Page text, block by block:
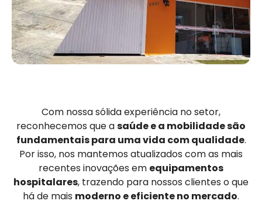
Com nossa sólida experiência no setor,
reconhecemos que asaúde e a mobilidade são
fundamentais para uma vida com qualidade.
Por isso, nos mantemos atualizados com as mais
recentes inovações em equipamentos
hospitalares, trazendo para nossos clientes o que
há de mais moderno e eficiente no mercado.